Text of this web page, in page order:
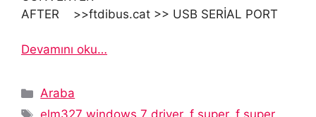
AFTER >>ftdibus.cat >> USB SERİAL PORT
Devamını oku…
Kategoriler
Araba
Etiketler